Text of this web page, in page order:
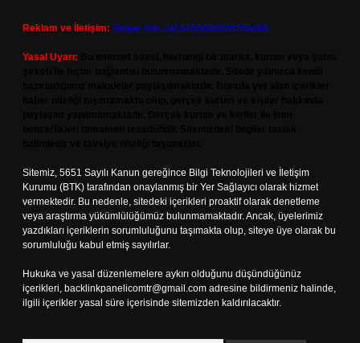
Reklam ve İletişim: Skype: live:.cid.575569c608265c69
Yasal Uyarı:
Sitemiz, 5651 Sayılı Kanun gereğince Bilgi Teknolojileri ve İletişim
Kurumu (BTK) tarafından onaylanmış bir Yer Sağlayıcı olarak hizmet
vermektedir. Bu nedenle, sitedeki içerikleri proaktif olarak denetleme
veya araştırma yükümlülüğümüz bulunmamaktadır. Ancak, üyelerimiz
yazdıkları içeriklerin sorumluluğunu taşımakta olup, siteye üye olarak bu
sorumluluğu kabul etmiş sayılırlar.
Hukuka ve yasal düzenlemelere aykırı olduğunu düşündüğünüz
içerikleri, backlinkpanelicomtr@gmail.com adresine bildirmeniz halinde,
ilgili içerikler yasal süre içerisinde sitemizden kaldırılacaktır.